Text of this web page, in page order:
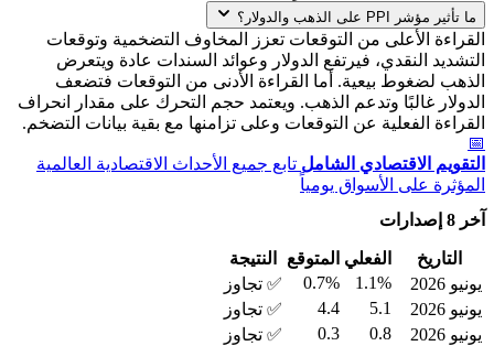
ما تأثير مؤشر PPI على الذهب والدولار؟
القراءة الأعلى من التوقعات تعزز المخاوف التضخمية وتوقعات
التشديد النقدي، فيرتفع الدولار وعوائد السندات عادة ويتعرض
الذهب لضغوط بيعية. أما القراءة الأدنى من التوقعات فتضعف
الدولار غالبًا وتدعم الذهب. ويعتمد حجم التحرك على مقدار انحراف
القراءة الفعلية عن التوقعات وعلى تزامنها مع بقية بيانات التضخم.
📅
التقويم الاقتصادي الشامل تابع جميع الأحداث الاقتصادية العالمية
المؤثرة على الأسواق يومياً
آخر 8 إصدارات
التاريخ الفعلي المتوقع
النتيجة
يونيو 2026
1.1%
0.7%
✅ تجاوز
يونيو 2026
5.1
4.4
✅ تجاوز
يونيو 2026
0.8
0.3
✅ تجاوز